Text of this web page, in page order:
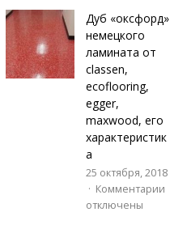
Дуб «оксфорд»
немецкого
ламината от
classen,
ecoflooring,
egger,
maxwood, его
характеристик
а
25 октября, 2018
Комментарии
отключены